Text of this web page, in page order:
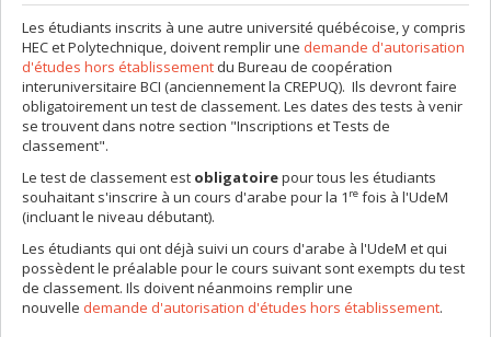
Les étudiants inscrits à une autre université québécoise, y compris
HEC et Polytechnique, doivent remplir une demande d'autorisation
d'études hors établissement du Bureau de coopération
interuniversitaire BCI (anciennement la CREPUQ). Ils devront faire
obligatoirement un test de classement. Les dates des tests à venir
se trouvent dans notre section "Inscriptions et Tests de
classement".
Le test de classement est obligatoirepour tous les étudiants
souhaitant s'inscrire à un cours d'arabe pour la 1 re fois à l'UdeM
(incluant le niveau débutant).
Les étudiants qui ont déjà suivi un cours d'arabe à l'UdeM et qui
possèdent le préalable pour le cours suivant sont exempts du test
de classement. Ils doivent néanmoins remplir une
nouvelle demande d'autorisation d'études hors établissement.